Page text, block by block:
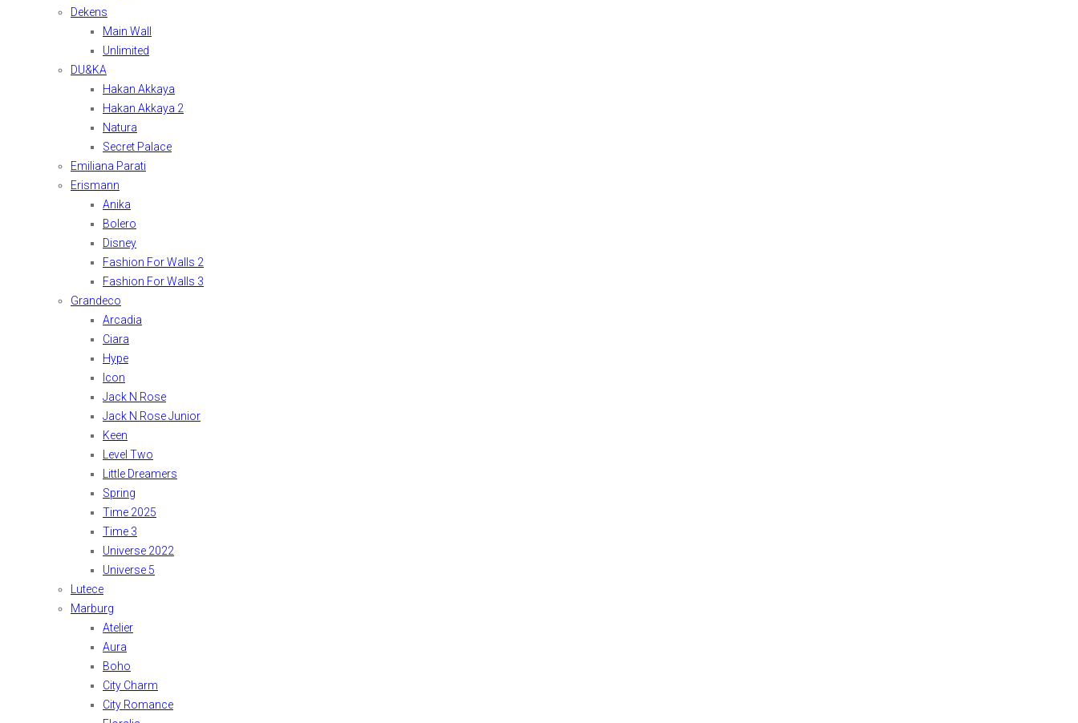
Dekens
Main Wall
Unlimited
DU&KA
Hakan Akkaya
Hakan Akkaya 2
Natura
Secret Palace
Emiliana Parati
Erismann
Anika
Bolero
Disney
Fashion For Walls 2
Fashion For Walls 3
Grandeco
Arcadia
Ciara
Hype
Icon
Jack N Rose
Jack N Rose Junior
Keen
Level Two
Little Dreamers
Spring
Time 2025
Time 3
Universe 2022
Universe 5
Lutece
Marburg
Atelier
Aura
Boho
City Charm
City Romance